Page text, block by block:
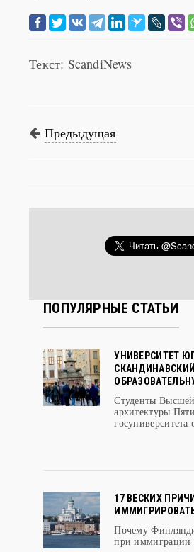
кровопийцами.
ПОПУЛЯРНЫЕ СТАТЬИ
УНИВЕРСИТЕТ
Студенты
архитектуры
17 ВЕСКИХ